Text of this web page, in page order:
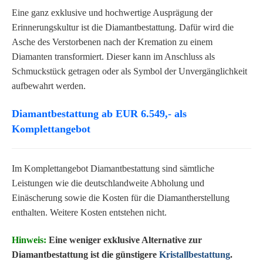
Eine ganz exklusive und hochwertige Ausprägung der
Erinnerungskultur ist die Diamantbestattung. Dafür wird die
Asche des Verstorbenen nach der Kremation zu einem
Diamanten transformiert. Dieser kann im Anschluss als
Schmuckstück getragen oder als Symbol der Unvergänglichkeit
aufbewahrt werden.
Diamantbestattung ab EUR 6.549,- als
Komplettangebot
Im Komplettangebot Diamantbestattung sind sämtliche
Leistungen wie die deutschlandweite Abholung und
Einäscherung sowie die Kosten für die Diamantherstellung
enthalten. Weitere Kosten entstehen nicht.
Hinweis: Eine weniger exklusive Alternative zur
Diamantbestattung ist die günstigere Kristallbestattung.